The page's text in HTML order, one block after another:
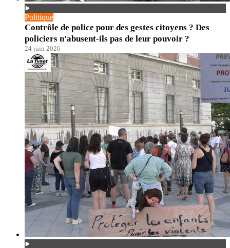
Politique
Contrôle de police pour des gestes citoyens ? Des
policiers n'abusent-ils pas de leur pouvoir ?
24 juin 2026